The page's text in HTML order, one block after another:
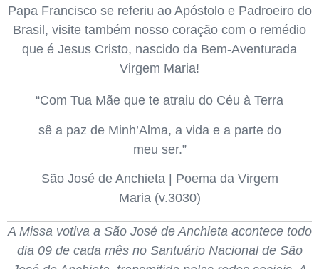
Papa Francisco se referiu ao Apóstolo e Padroeiro do
Brasil, visite também nosso coração com o remédio
que é Jesus Cristo, nascido da Bem-Aventurada
Virgem Maria!
“Com Tua Mãe que te atraiu do Céu à Terra
sê a paz de Minh’Alma, a vida e a parte do
meu ser.”
São José de Anchieta | Poema da Virgem
Maria (v.3030)
A Missa votiva a São José de Anchieta acontece todo
dia 09 de cada mês no Santuário Nacional de São